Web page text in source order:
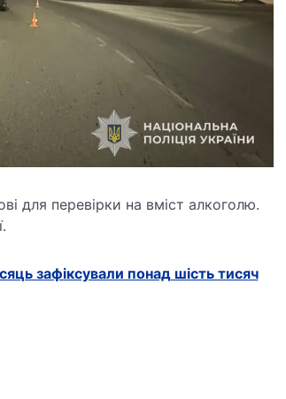
для перевірки на вміст алкоголю.
зафіксували понад шість тисяч